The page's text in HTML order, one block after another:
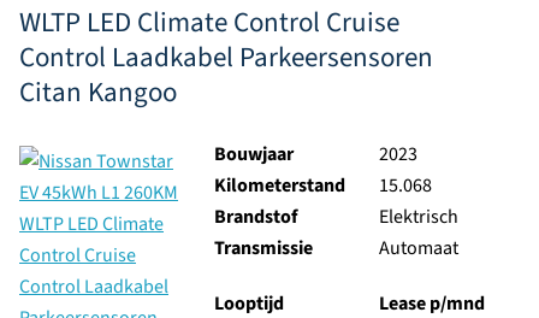
WLTP LED Climate Control Cruise
Control Laadkabel Parkeersensoren
Citan Kangoo
Bouwjaar
2023
Kilometerstand
15.068
Brandstof
Elektrisch
Transmissie
Automaat
Looptijd
Lease p/mnd